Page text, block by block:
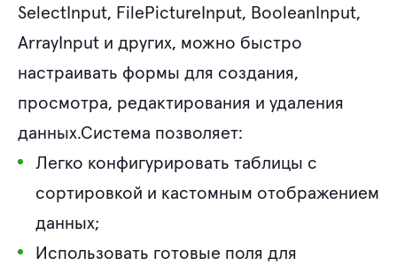
SelectInput, FilePictureInput, BooleanInput,
ArrayInput и других, можно быстро
настраивать формы для создания,
просмотра, редактирования и удаления
данных.Система позволяет:
Легко конфигурировать таблицы с
сортировкой и кастомным отображением
данных;
Использовать готовые поля для